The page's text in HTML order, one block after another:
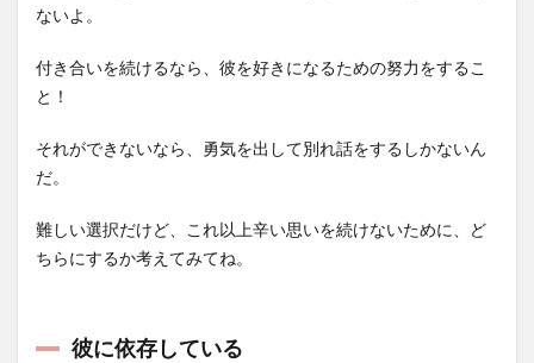
ないよ。
付き合いを続けるなら、彼を好きになるための努力をするこ
と！
それができないなら、勇気を出して別れ話をするしかないん
だ。
難しい選択だけど、これ以上辛い思いを続けないために、ど
ちらにするか考えてみてね。
彼に依存している